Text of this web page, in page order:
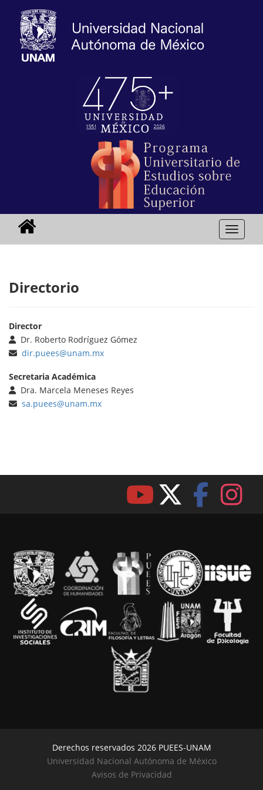
Directorio
Director
Dr. Roberto Rodríguez Gómez
dir.puees@unam.mx
Secretaria Académica
Dra. Marcela Meneses Reyes
sa.puees@unam.mx
Derechos reservados 2026 PUEES-UNAM
Universidad Nacional Autónoma de México
Avisos de Privacidad